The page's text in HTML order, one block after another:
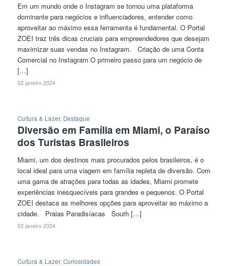
Em um mundo onde o Instagram se tornou uma plataforma
dominante para negócios e influenciadores, entender como
aproveitar ao máximo essa ferramenta é fundamental. O Portal
ZOEI traz três dicas cruciais para empreendedores que desejam
maximizar suas vendas no Instagram. Criação de uma Conta
Comercial no Instagram O primeiro passo para um negócio de
[…]
02 janeiro 2024
Cultura & Lazer, Destaque
Diversão em Família em Miami, o Paraíso
dos Turistas Brasileiros
Miami, um dos destinos mais procurados pelos brasileiros, é o
local ideal para uma viagem em família repleta de diversão. Com
uma gama de atrações para todas as idades, Miami promete
experiências inesquecíveis para grandes e pequenos. O Portal
ZOEI destaca as melhores opções para aproveitar ao máximo a
cidade. Praias Paradisíacas South […]
02 janeiro 2024
Cultura & Lazer, Curiosidades